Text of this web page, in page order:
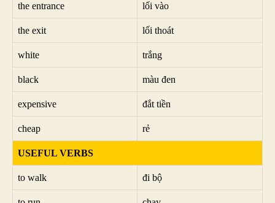
the entrance lối vào
the exit lối thoát
white trắng
black màu đen
expensive đắt tiền
cheap rẻ
USEFUL VERBS
to walk đi bộ